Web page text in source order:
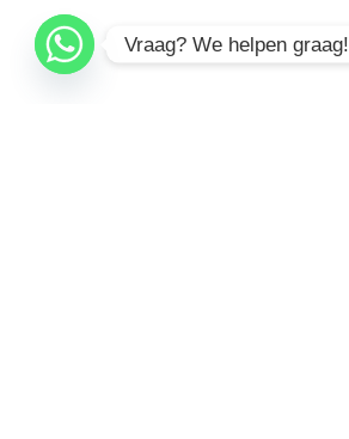
Vraag? We helpen graag!